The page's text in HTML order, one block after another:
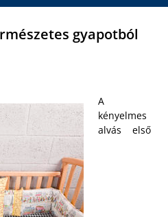
gyapotból
A
kényelmes
alvás első